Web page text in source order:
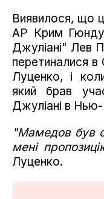
Виявилося, що
АР Крим
Джуліані" Лев
перетиналися в
Луценко, і
який брав
Джуліані в
"Мамедов був
мені
Луценко.